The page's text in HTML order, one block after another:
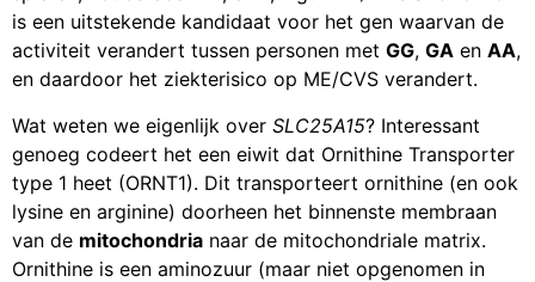
is een uitstekende kandidaat voor het gen waarvan de
activiteit verandert tussen personen met GG, GA en AA,
en daardoor het ziekterisico op ME/CVS verandert.
Wat weten we eigenlijk over SLC25A15? Interessant
genoeg codeert het een eiwit dat Ornithine Transporter
type 1 heet (ORNT1). Dit transporteert ornithine (en ook
lysine en arginine) doorheen het binnenste membraan
van de mitochondria naar de mitochondriale matrix.
Ornithine is een aminozuur (maar niet opgenomen in